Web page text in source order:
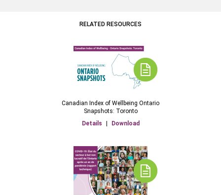
RELATED RESOURCES
Canadian Index of Wellbeing Ontario
Snapshots: Toronto
Details
Download